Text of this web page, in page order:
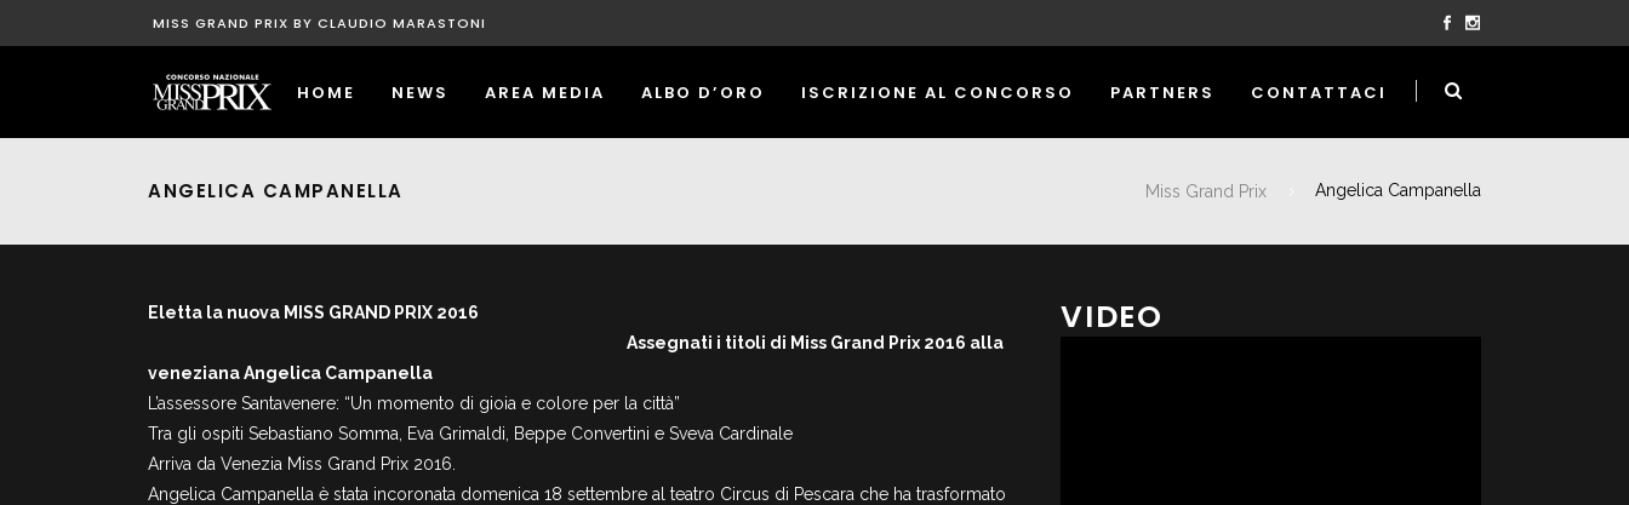
MISS GRAND PRIX BY CLAUDIO MARASTONI
HOME NEWS AREA MEDIA ALBO D’ORO ISCRIZIONE AL CONCORSO PARTNERS CONTATTACI
ANGELICA CAMPANELLA Miss Grand Prix Angelica Campanella
Eletta la nuova MISS GRAND PRIX 2016
Assegnati i titoli di Miss Grand Prix 2016 alla
veneziana Angelica Campanella
L’assessore Santavenere: “Un momento di gioia e colore per la città”
Tra gli ospiti Sebastiano Somma, Eva Grimaldi, Beppe Convertini e Sveva Cardinale
Arriva da Venezia Miss Grand Prix 2016.
Angelica Campanella è stata incoronata domenica 18 settembre al teatro Circus di Pescara che ha trasformato
VIDEO